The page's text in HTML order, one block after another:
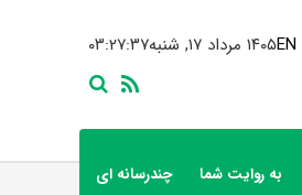
۰۳:۲۷:۳۷ ۱۴۰۵ مرداد ۱۷, شنبهEN
به روایت شما چندرسانه ای